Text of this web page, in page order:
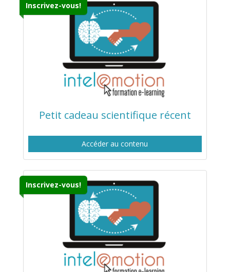
Inscrivez-vous!
Petit cadeau scientifique récent
Accéder au contenu
Inscrivez-vous!